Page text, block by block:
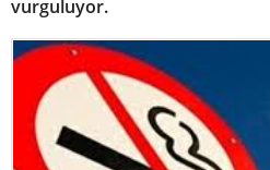
vurguluyor.